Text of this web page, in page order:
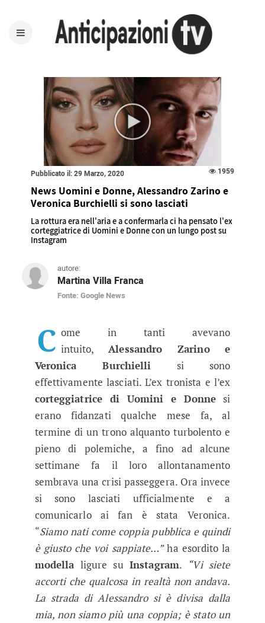
Pubblicato il: 29 Marzo, 2020 1959
News Uomini e Donne, Alessandro Zarino e
Veronica Burchielli si sono lasciati
La rottura era nell'aria e a confermarla ci ha pensato l'ex
corteggiatrice di Uomini e Donne con un lungo post su
Instagram
autore:
Martina Villa Franca
Fonte: Google News
News Uomini e Donne,
C ome in tanti avevano
intuito,Alessandro Zarino e
Veronica Burchielli si sono
effettivamente lasciati. L’ex tronista e l’ex
corteggiatrice di Uomini e Donne si
erano fidanzati qualche mese fa, al
termine di un trono alquanto turbolento e
pieno di polemiche, a fino ad alcune
settimane fa il loro allontanamento
sembrava una crisi passeggera. Ora invece
si sono lasciati ufficialmente e a
comunicarlo ai fan è stata Veronica.
“Siamo nati come coppia pubblica e quindi
è giusto che voi sappiate…”ha esordito la
modellaligure suInstagram.
“Vi siete
accorti che qualcosa in realtà non andava.
La strada di Alessandro si è divisa dalla
mia, non siamo più una coppia; è stato un